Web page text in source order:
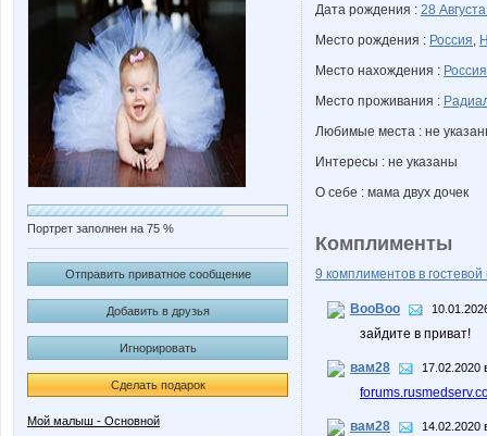
Портрет заполнен на 75 %
Отправить приватное сообщение
Добавить в друзья
Игнорировать
Сделать подарок
Мой малыш - Основной
Дата рождения : 28
Место рождения : Россия,
Место нахождения : Россия
Место проживания :
Любимые места : не
Интересы : не указаны
О себе : мама двух дочек
Комплименты
9 комплиментов в гостевой
BooBoo
зайдите в приват!
вам28 17.02.2020
вам28 14.02.2020